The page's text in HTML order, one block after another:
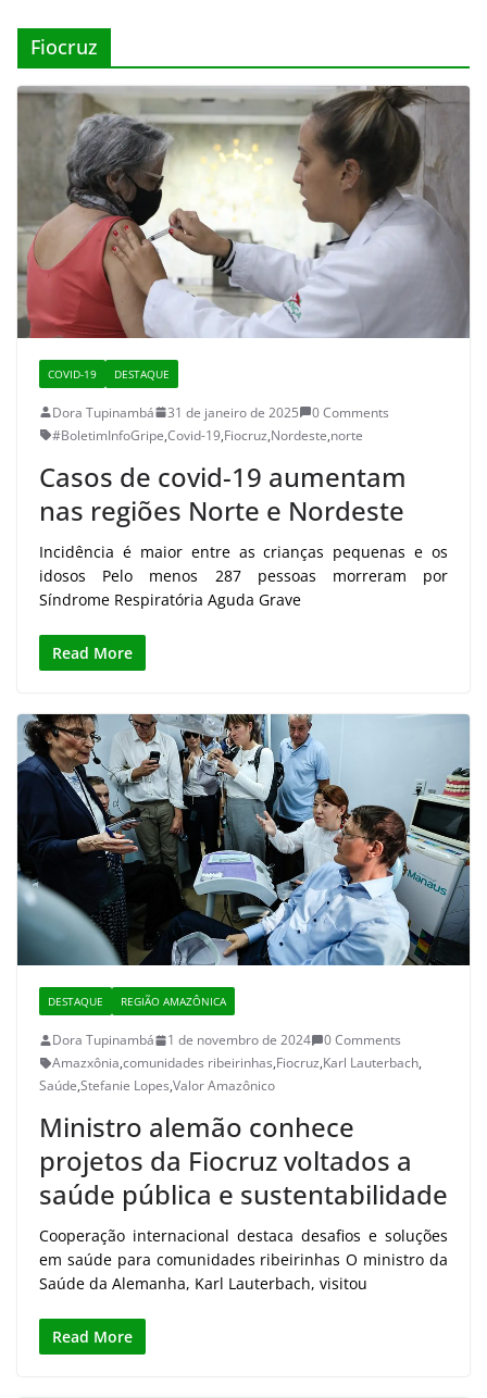
Fiocruz
COVID-19 DESTAQUE
Dora Tupinambá 31 de janeiro de 2025
0 Comments
#BoletimInfoGripe,Covid-19,Fiocruz,Nordeste,norte
Casos de covid-19 aumentam
nas regiões Norte e Nordeste
Incidência é maior entre as crianças pequenas e os
idosos Pelo menos 287 pessoas morreram por
Síndrome Respiratória Aguda Grave
Read More
DESTAQUE REGIÃO AMAZÔNICA
Dora Tupinambá 1 de novembro de 2024
0 Comments
Amazxônia,comunidades ribeirinhas,Fiocruz,Karl Lauterbach,
Saúde,Stefanie Lopes,Valor Amazônico
Ministro alemão conhece
projetos da Fiocruz voltados a
saúde pública e sustentabilidade
Cooperação internacional destaca desafios e soluções
em saúde para comunidades ribeirinhas O ministro da
Saúde da Alemanha, Karl Lauterbach, visitou
Read More